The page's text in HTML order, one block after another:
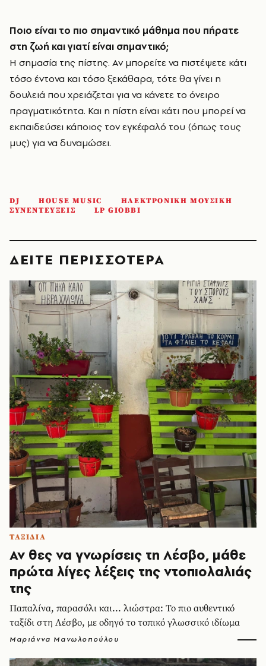
Ποιο είναι το πιο σημαντικό μάθημα που πήρατε
στη ζωή και γιατί είναι σημαντικό;
Η σημασία της πίστης. Αν μπορείτε να πιστέψετε κάτι
τόσο έντονα και τόσο ξεκάθαρα, τότε θα γίνει η
δουλειά που χρειάζεται για να κάνετε το όνειρο
πραγματικότητα. Και η πίστη είναι κάτι που μπορεί να
εκπαιδεύσει κάποιος τον εγκέφαλό του (όπως τους
μυς) για να δυναμώσει.
DJ HOUSE MUSIC
ΗΛΕΚΤΡΟΝΙΚΗ ΜΟΥΣΙΚΗ
ΣΥΝΕΝΤΕΥΞΕΙΣ
LP GIOBBI
ΔΕΙΤΕ ΠΕΡΙΣΣΟΤΕΡΑ
ΤΑΞΙΔΙΑ
Αν θες να γνωρίσεις τη Λέσβο, μάθε
πρώτα λίγες λέξεις της ντοπιολαλιάς
της
Παπαλίνα, παρασόλι και... λιώστρα: Το πιο αυθεντικό
ταξίδι στη Λέσβο, με οδηγό το τοπικό γλωσσικό ιδίωμα
Μαριάννα Μανωλοπούλου